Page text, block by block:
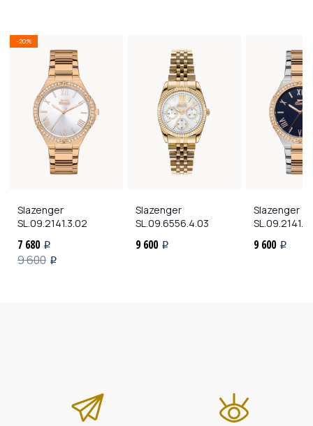
-20%
Slazenger
SL.09.2141.3.02
7 680 i
9 600 i
Slazenger
SL.09.6556.4.03
9 600 i
Slazenger
9 600 i